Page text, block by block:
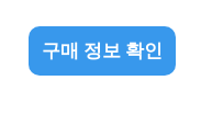
구매 정보 확인